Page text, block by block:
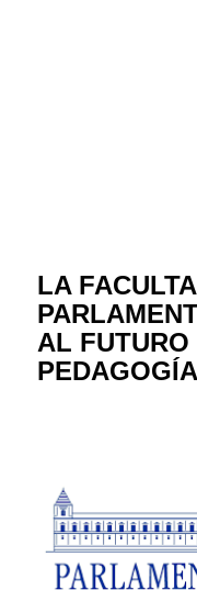
LA
AL
PEDAGOGÍA